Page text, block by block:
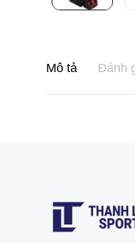
Mô tả Đánh